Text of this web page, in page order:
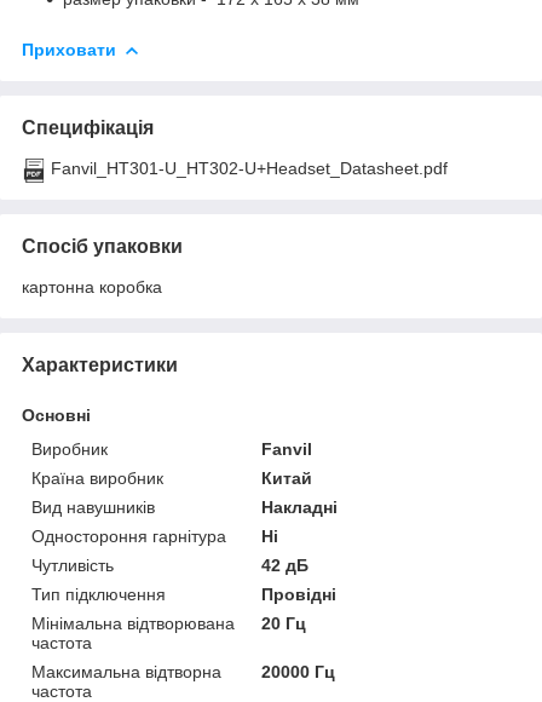
Приховати
Специфікація
Fanvil_HT301-U_HT302-U+Headset_Datasheet.pdf
Спосіб упаковки
картонна коробка
Характеристики
Основні
Виробник
Fanvil
Країна виробник
Китай
Вид навушників
Накладні
Одностороння гарнітура
Ні
Чутливість
42 дБ
Тип підключення
Провідні
Мінімальна відтворювана
частота
20 Гц
Максимальна відтворна
частота
20000 Гц